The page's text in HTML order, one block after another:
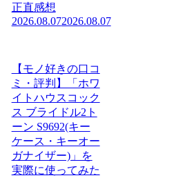
正直感想
2026.08.072026.08.07
【モノ好きの口コ
ミ・評判】「ホワ
イトハウスコック
ス ブライドル2ト
ーン S9692(キー
ケース・キーオー
ガナイザー)」を
実際に使ってみた